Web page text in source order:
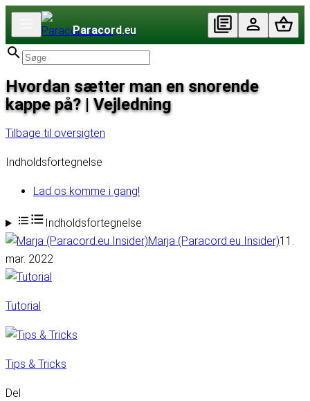
Paracord.eu
Hvordan sætter man en snorende
kappe på? | Vejledning
Tilbage til oversigten
Indholdsfortegnelse
Lad os komme i gang!
Indholdsfortegnelse
Marja (Paracord.eu Insider)11.
mar. 2022
Tutorial
Tips & Tricks
Del